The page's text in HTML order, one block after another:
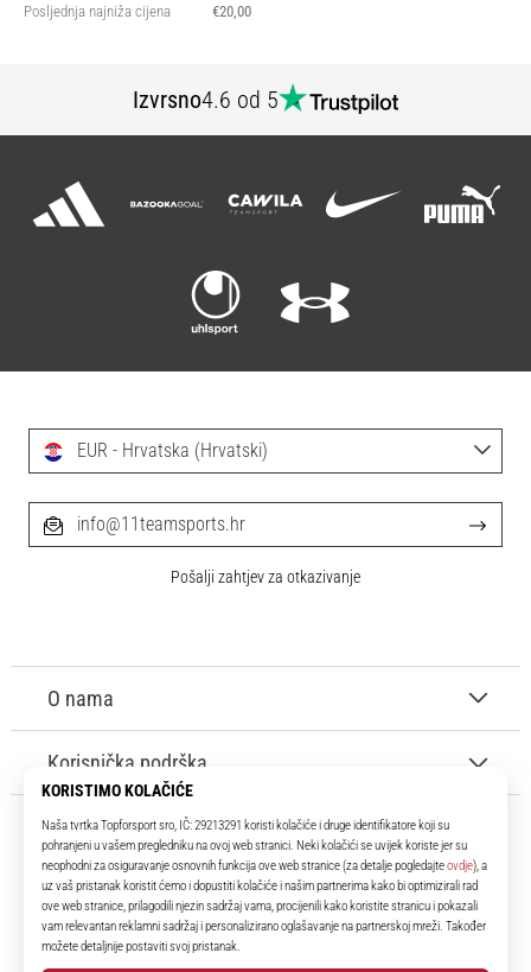
Posljednja najniža cijena €20,00
Izvrsno4.6 od 5
11teamsports.hr
Tvoj smo pouzdani suigrač već više od 16 godina! Cijelo to vrijeme
donosimo ti najbolje i najnovije proizvode iz svijeta nogometa.
O nama
Korisnička podrška
EUR - Hrvatska (Hrvatski)
info@11teamsports.hr
Pošalji zahtjev za otkazivanje